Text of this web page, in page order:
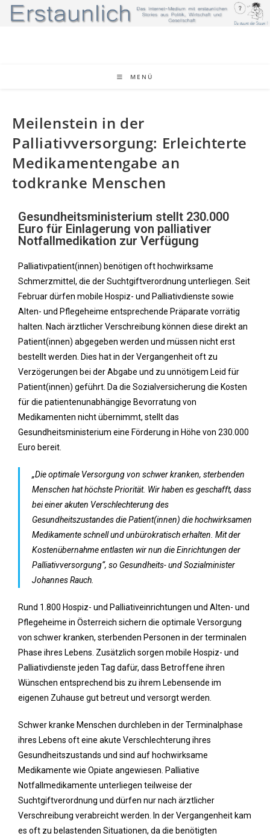
MENÜ
Meilenstein in der
Palliativversorgung: Erleichterte
Medikamentengabe an
todkranke Menschen
Gesundheitsministerium stellt 230.000
Euro für Einlagerung von palliativer
Notfallmedikation zur Verfügung
Palliativpatient(innen) benötigen oft hochwirksame
Schmerzmittel, die der Suchtgiftverordnung unterliegen. Seit
Februar dürfen mobile Hospiz- und Palliativdienste sowie
Alten- und Pflegeheime entsprechende Präparate vorrätig
halten. Nach ärztlicher Verschreibung können diese direkt an
Patient(innen) abgegeben werden und müssen nicht erst
bestellt werden. Dies hat in der Vergangenheit oft zu
Verzögerungen bei der Abgabe und zu unnötigem Leid für
Patient(innen) geführt. Da die Sozialversicherung die Kosten
für die patientenunabhängige Bevorratung von
Medikamenten nicht übernimmt, stellt das
Gesundheitsministerium eine Förderung in Höhe von 230.000
Euro bereit.
„Die optimale Versorgung von schwer kranken, sterbenden
Menschen hat höchste Priorität. Wir haben es geschafft, dass
bei einer akuten Verschlechterung des
Gesundheitszustandes die Patient(innen) die hochwirksamen
Medikamente schnell und unbürokratisch erhalten. Mit der
Kostenübernahme entlasten wir nun die Einrichtungen der
Palliativversorgung“, so Gesundheits- und Sozialminister
Johannes Rauch.
Rund 1.800 Hospiz- und Palliativeinrichtungen und Alten- und
Pflegeheime in Österreich sichern die optimale Versorgung
von schwer kranken, sterbenden Personen in der terminalen
Phase ihres Lebens. Zusätzlich sorgen mobile Hospiz- und
Palliativdienste jeden Tag dafür, dass Betroffene ihren
Wünschen entsprechend bis zu ihrem Lebensende im
eigenen Zuhause gut betreut und versorgt werden.
Schwer kranke Menschen durchleben in der Terminalphase
ihres Lebens oft eine akute Verschlechterung ihres
Gesundheitszustands und sind auf hochwirksame
Medikamente wie Opiate angewiesen. Palliative
Notfallmedikamente unterliegen teilweise der
Suchtgiftverordnung und dürfen nur nach ärztlicher
Verschreibung verabreicht werden. In der Vergangenheit kam
es oft zu belastenden Situationen, da die benötigten